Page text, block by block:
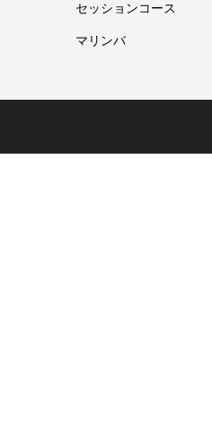
セッションコース
マリンバ